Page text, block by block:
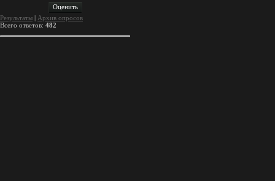
Результаты | Архив опросов
Всего ответов: 482